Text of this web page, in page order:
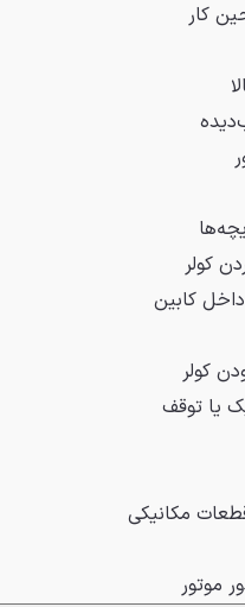
کار
کولر
کابین
کولر
یا توقف
مکانیکی
موتور